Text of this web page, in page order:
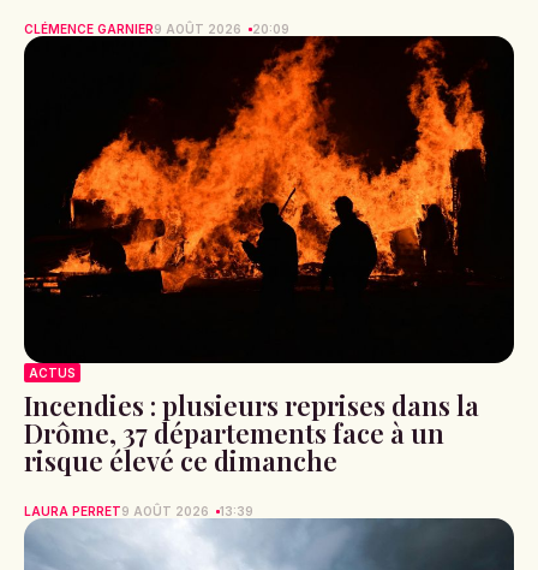
CLÉMENCE GARNIER9 AOÛT 2026 20:09
ACTUS
Incendies : plusieurs reprises dans la
Drôme, 37 départements face à un
risque élevé ce dimanche
LAURA PERRET9 AOÛT 2026 13:39